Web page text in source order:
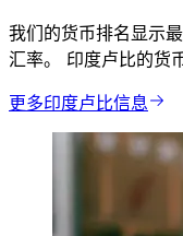
我们的货币排名显示
汇率。 印度卢比的货
更多印度卢比信息